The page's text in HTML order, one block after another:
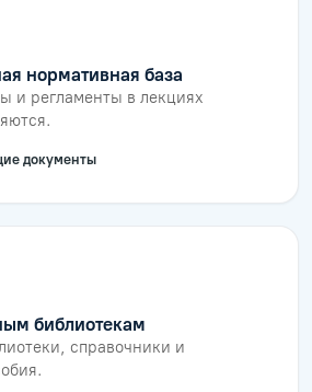
нормативная база
и регламенты в лекциях
документы
библиотекам
справочники и